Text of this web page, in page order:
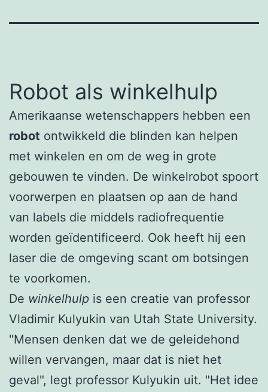
Robot als winkelhulp
Amerikaanse wetenschappers hebben een
robot ontwikkeld die blinden kan helpen
met winkelen en om de weg in grote
gebouwen te vinden. De winkelrobot spoort
voorwerpen en plaatsen op aan de hand
van labels die middels radiofrequentie
worden geïdentificeerd. Ook heeft hij een
laser die de omgeving scant om botsingen
te voorkomen.
De winkelhulp is een creatie van professor
Vladimir Kulyukin van Utah State University.
"Mensen denken dat we de geleidehond
willen vervangen, maar dat is niet het
geval", legt professor Kulyukin uit. "Het idee